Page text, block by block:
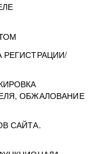
ОБЖАЛОВАНИЕ
САЙТА.